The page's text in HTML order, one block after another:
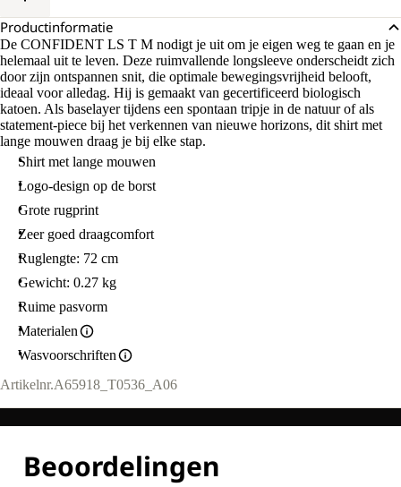
Productinformatie
De CONFIDENT LS T M nodigt je uit om je eigen weg te gaan en je
helemaal uit te leven. Deze ruimvallende longsleeve onderscheidt zich
door zijn ontspannen snit, die optimale bewegingsvrijheid belooft,
ideaal voor alledag. Hij is gemaakt van gecertificeerd biologisch
katoen. Als baselayer tijdens een spontaan tripje in de natuur of als
statement-piece bij het verkennen van nieuwe horizons, dit shirt met
lange mouwen draag je bij elke stap.
Shirt met lange mouwen
Logo-design op de borst
Grote rugprint
Zeer goed draagcomfort
Ruglengte: 72 cm
Gewicht: 0.27 kg
Ruime pasvorm
Materialen
Wasvoorschriften
Artikelnr.A65918_T0536_A06